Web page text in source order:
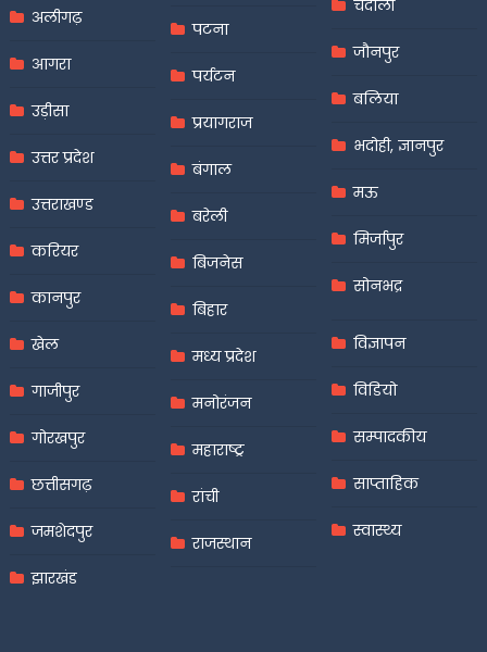
अलीगढ़
आगरा
उड़ीसा
उत्तर प्रदेश
उत्तराखण्ड
करियर
कानपुर
खेल
गाजीपुर
गोरखपुर
छत्तीसगढ़
जमशेदपुर
झारखंड
पटना
पर्यटन
प्रयागराज
बंगाल
बरेली
बिजनेस
बिहार
मध्य प्रदेश
मनोरंजन
महाराष्ट्र
रांची
राजस्थान
चंदौली
जौनपुर
बलिया
भदोही, ज्ञानपुर
मऊ
मिर्जापुर
सोनभद्र
विज्ञापन
विडियो
सम्पादकीय
साप्ताहिक
स्वास्थ्य